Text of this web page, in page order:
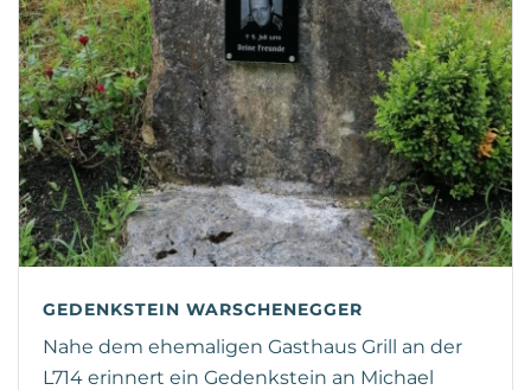
GEDENKSTEIN WARSCHENEGGER
Nahe dem ehemaligen Gasthaus Grill an der
L714 erinnert ein Gedenkstein an Michael